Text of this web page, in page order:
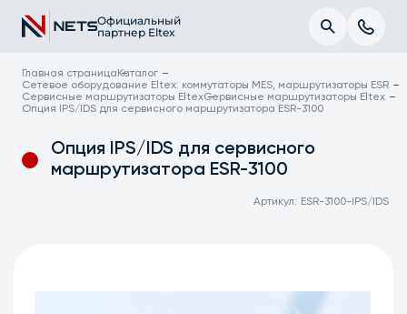
Официальный
партнер Eltex
Главная страница Каталог
Сетевое оборудование Eltex: коммутаторы MES, маршрутизаторы ESR
Сервисные маршрутизаторы EltexСервисные маршрутизаторы Eltex
Опция IPS/IDS для сервисного маршрутизатора ESR-3100
Опция IPS/IDS для сервисного
маршрутизатора ESR-3100
Артикул: ESR-3100-IPS/IDS